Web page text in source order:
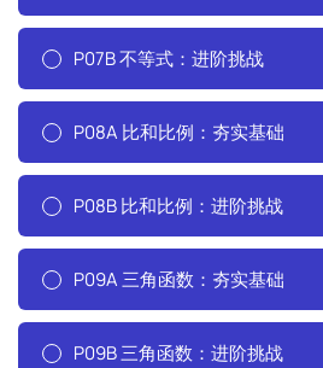
P07B 不等式：进阶挑战
P08A 比和比例：夯实基础
P08B 比和比例：进阶挑战
P09A 三角函数：夯实基础
P09B 三角函数：进阶挑战